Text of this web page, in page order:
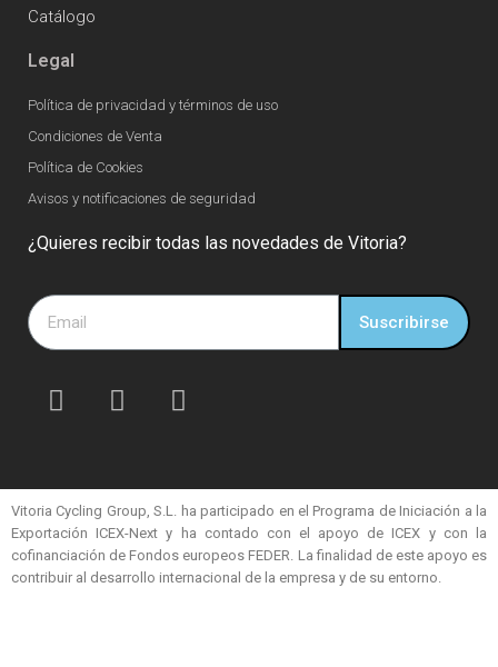
Catálogo
Legal
Política de privacidad y términos de uso
Condiciones de Venta
Política de Cookies
Avisos y notificaciones de seguridad
¿Quieres recibir todas las novedades de Vitoria?
Suscribirse
Vitoria Cycling Group, S.L. ha participado en el Programa de Iniciación a la
Exportación ICEX-Next y ha contado con el apoyo de ICEX y con la
cofinanciación de Fondos europeos FEDER. La finalidad de este apoyo es
contribuir al desarrollo internacional de la empresa y de su entorno.